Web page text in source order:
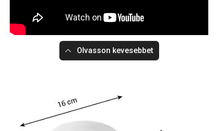
Olvasson kevesebbet